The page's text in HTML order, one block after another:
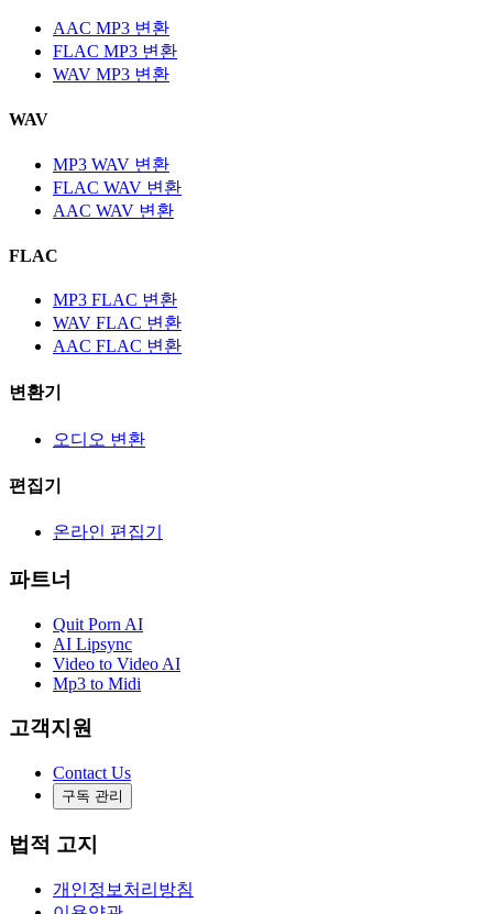
AAC MP3 변환
FLAC MP3 변환
WAV MP3 변환
WAV
MP3 WAV 변환
FLAC WAV 변환
AAC WAV 변환
FLAC
MP3 FLAC 변환
WAV FLAC 변환
AAC FLAC 변환
변환기
오디오 변환
편집기
온라인 편집기
파트너
Quit Porn AI
AI Lipsync
Video to Video AI
Mp3 to Midi
고객지원
Contact Us
구독 관리
법적 고지
개인정보처리방침